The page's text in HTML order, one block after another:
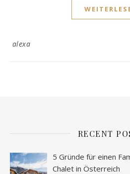
alexa
RECENT
5 Gründe für einen
Chalet in Österreich